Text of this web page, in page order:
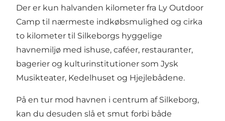
Der er kun halvanden kilometer fra Ly Outdoor
Camp til nærmeste indkøbsmulighed og cirka
to kilometer til Silkeborgs hyggelige
havnemiljø med ishuse, caféer, restauranter,
bagerier og kulturinstitutioner som Jysk
Musikteater, Kedelhuset og Hjejlebådene.
På en tur mod havnen i centrum af Silkeborg,
kan du desuden slå et smut forbi både